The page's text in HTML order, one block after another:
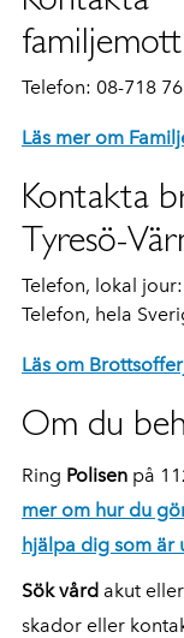
Telefon: 08-718
Läs mer om
Kontakta
Tyresö-
Telefon, lokal
Telefon, hela
Läs om
Om du
Ring Polisen på
mer om hur du
hjälpa dig som är
Sökvård akut
skador eller